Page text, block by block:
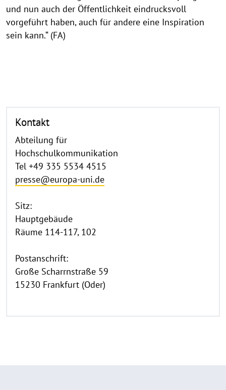
und nun auch der Öffentlichkeit eindrucksvoll
vorgeführt haben, auch für andere eine Inspiration
sein kann.“ (FA)
Kontakt
Abteilung für
Hochschulkommunikation
Tel +49 335 5534 4515
presse@europa-uni.de
Sitz:
Hauptgebäude
Räume 114-117, 102
Postanschrift:
Große Scharrnstraße 59
15230 Frankfurt (Oder)